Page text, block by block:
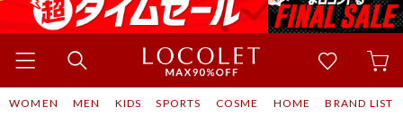
WOMEN MEN KIDS SPORTS COSME HOME BRAND LIST